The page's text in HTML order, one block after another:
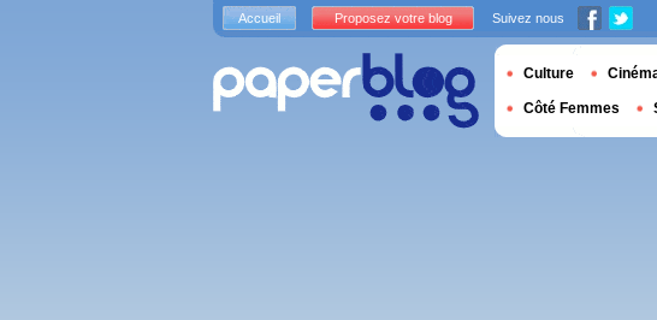
Accueil Proposez votre blog Suivez nous
Culture
Côté Femmes